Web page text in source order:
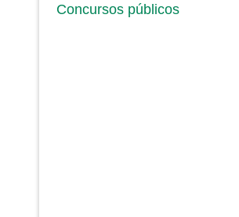
Concursos públicos